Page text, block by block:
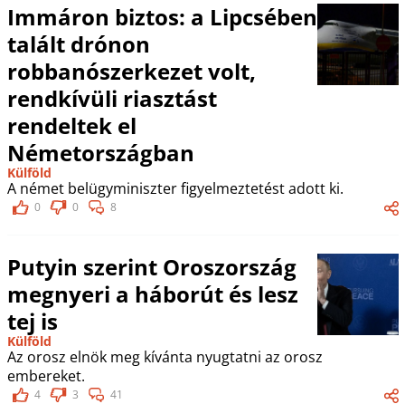
Immáron biztos: a Lipcsében
talált drónon
robbanószerkezet volt,
rendkívüli riasztást
rendeltek el
Németországban
Külföld
A német belügyminiszter figyelmeztetést adott ki.
0 0 8
Putyin szerint Oroszország
megnyeri a háborút és lesz
tej is
Külföld
Az orosz elnök meg kívánta nyugtatni az orosz
embereket.
4 3 41